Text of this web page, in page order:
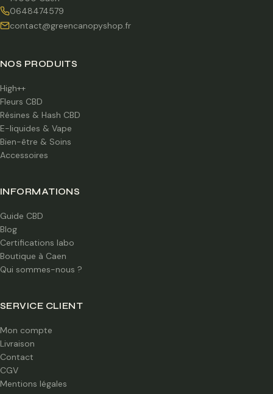
0648474579
contact@greencanopyshop.fr
NOS PRODUITS
High++
Fleurs CBD
Résines & Hash CBD
E-liquides & Vape
Bien-être & Soins
Accessoires
INFORMATIONS
Guide CBD
Blog
Certifications labo
Boutique à Caen
Qui sommes-nous ?
SERVICE CLIENT
Mon compte
Livraison
Contact
CGV
Mentions légales